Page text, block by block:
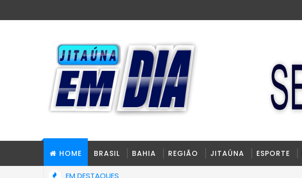
HOME BRASIL BAHIA REGIÃO JITAÚNA ESPORTE
EM DESTAQUES